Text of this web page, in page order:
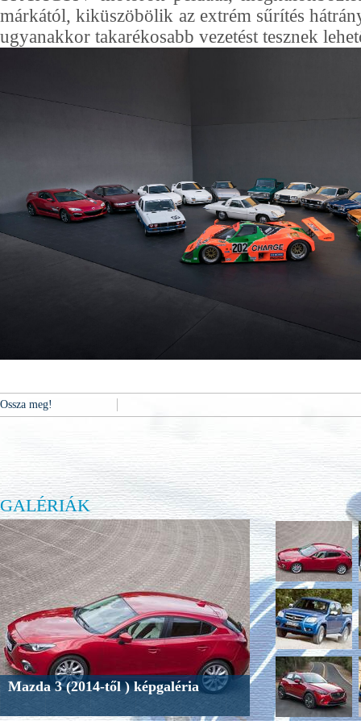
márkától, kiküszöbölik az extrém sűrítés
ugyanakkor takarékosabb vezetést tesznek
Ossza meg!
GALÉRIÁK
Mazda 3 (2014-től ) képgaléria